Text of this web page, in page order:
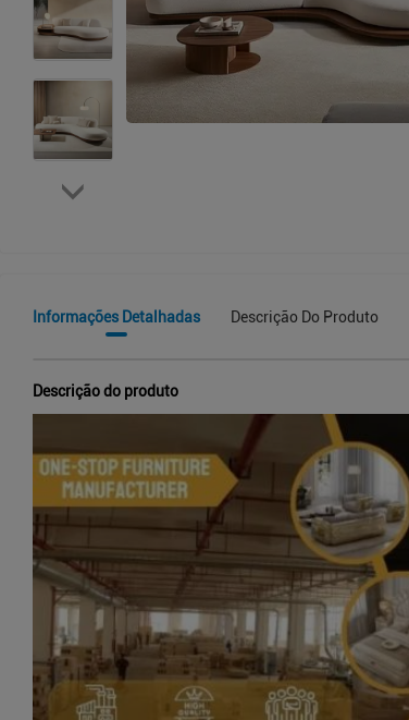
Informações Detalhadas Descrição Do Produto
Descrição do produto